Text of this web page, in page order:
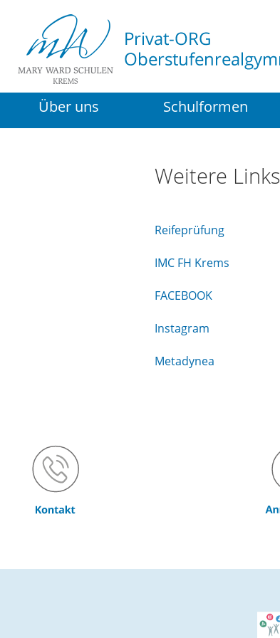
Über uns Schulformen
Weitere Links
Reifeprüfung
IMC FH Krems
FACEBOOK
Instagram
Metadynea